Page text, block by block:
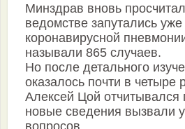
Минздрав вновь
ведомстве запутались
коронавирусной
называли 865 случаев.
Но после детального
оказалось почти в четыре
Алексей Цой отчитывался
новые сведения вызвали
вопросов.